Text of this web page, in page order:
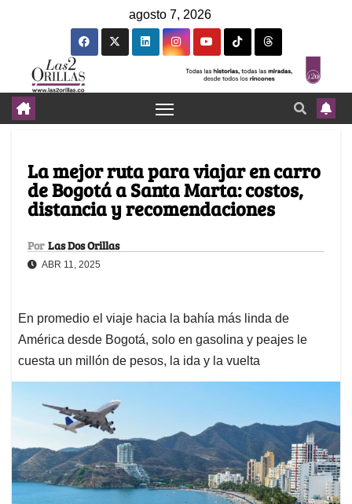
agosto 7, 2026
La mejor ruta para viajar en carro
de Bogotá a Santa Marta: costos,
distancia y recomendaciones
Por Las Dos Orillas
ABR 11, 2025
En promedio el viaje hacia la bahía más linda de
América desde Bogotá, solo en gasolina y peajes le
cuesta un millón de pesos, la ida y la vuelta